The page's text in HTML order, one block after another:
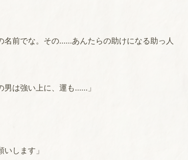
名前でな。その……あんたらの助けになる助っ人
男は強い上に、運も……」
します」